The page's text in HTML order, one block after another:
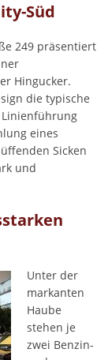
Süd
249 präsentiert
Hingucker.
die typische
eines
Sicken
und
Unter der
markanten
Haube
stehen je
zwei Benzin-